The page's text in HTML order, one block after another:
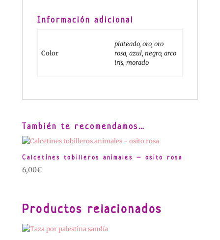
Información adicional
Color
plateado, oro, oro
rosa, azul, negro, arco
iris, morado
También te recomendamos…
Calcetines tobilleros animales – osito rosa
6,00€
Productos relacionados